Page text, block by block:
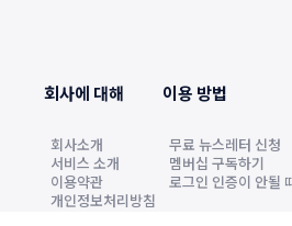
회사에 대해
회사소개
서비스 소개
이용약관
개인정보처리방침
이용 방법
무료 뉴스레터 신청
멤버십 구독하기
로그인 인증이 안될